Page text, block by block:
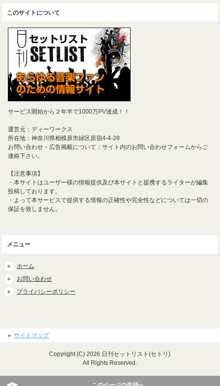
このサイトについて
サービス開始から２年半で1000万PV達成！！
運営元：ディーワークス
所在地：神奈川県相模原市緑区原宿4-4-28
お問い合わせ・広告掲載について：サイト内のお問い合わせフォームからご
連絡下さい。
【注意事項】
・本サイトはユーザー様の情報提供及び本サイトと提携するライターが編集
投稿しております。
・よって本サービスで提供する情報の正確性や完全性などについては一切の
保証を致しません。
メニュー
ホーム
お問い合わせ
プライバシーポリシー
サイトマップ
Copyright (C) 2026 日刊セットリスト(セトリ)
All Rights Reserved.